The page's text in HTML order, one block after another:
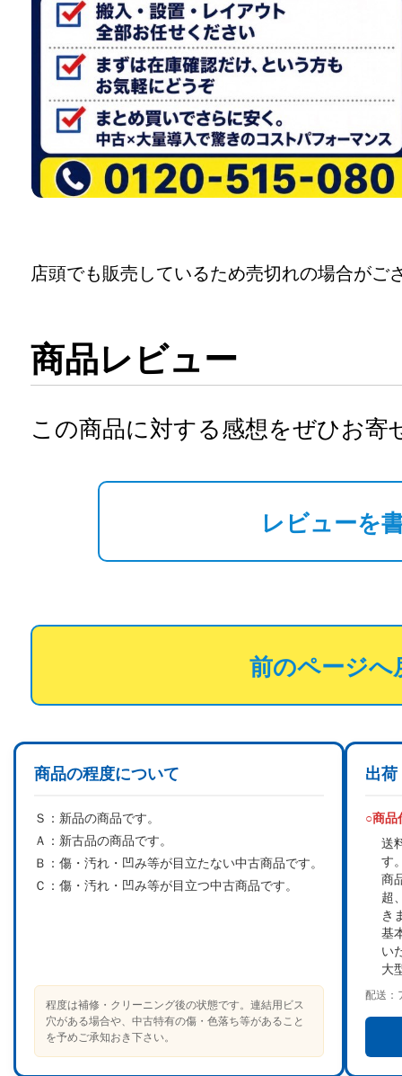
店頭でも販売しているため売切れの場合がご
商品レビュー
この商品に対する感想をぜひお寄
レビューを
前のページへ
商品の程度について
Ｓ： 新品の商品です。
Ａ： 新古品の商品です。
Ｂ： 傷・汚れ・凹み等が目立たない中古商品です。
Ｃ： 傷・汚れ・凹み等が目立つ中古商品です。
程度は補修・クリーニング後の状態です。連結用ビス
穴がある場合や、中古特有の傷・色落ち等があること
を予めご承知おき下さい。
出荷
○商品
送
す
商
超
き
基
い
大
配送：